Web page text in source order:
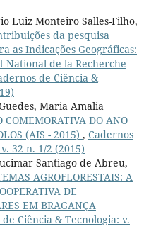
Luiz Monteiro Salles-Filho,
da pesquisa
as Indicações Geográficas:
National de la Recherche
de Ciência &
Maria Amalia
COMEMORATIVA DO ANO
(AIS - 2015) , Cadernos
32 n. 1/2 (2015)
Santiago de Abreu,
AGROFLORESTAIS: A
DE
EM BRAGANÇA
Ciência & Tecnologia: v.